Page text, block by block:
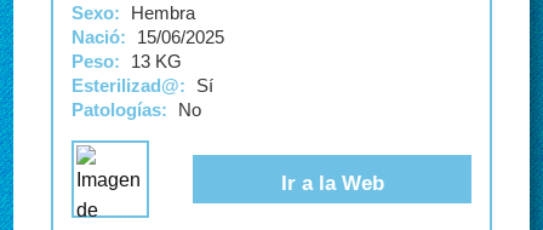
Sexo:
Hembra
Nació:
15/06/2025
Peso:
13 KG
Esterilizad@:
Sí
Patologías:
No
Ir a la Web